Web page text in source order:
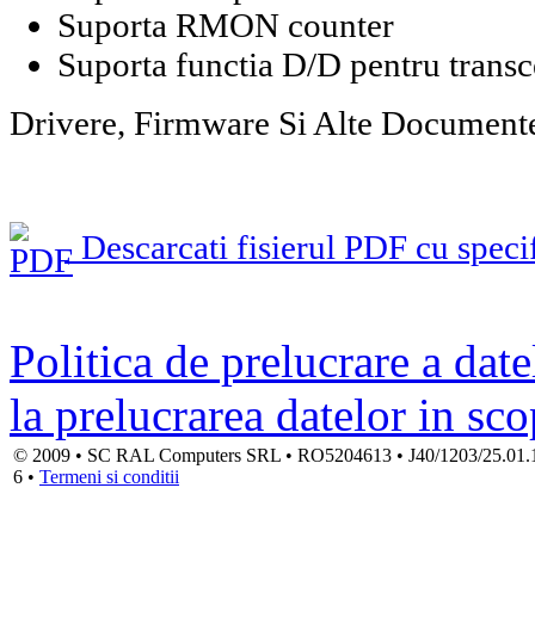
Suporta RMON counter
Suporta functia D/D pentru
Drivere, Firmware Si Alte
Descarcati fisierul PDF cu
Politica de prelucrare a
la prelucrarea datelor in
© 2009 • SC RAL Computers SRL • RO5204613 • J40/1203/
6 • Termeni si conditii